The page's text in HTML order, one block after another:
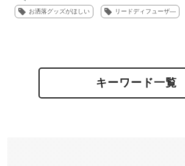
お洒落グッズがほしい リードディフューザ―
キーワード一覧